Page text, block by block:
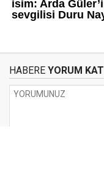
HABERE YORUM KAT